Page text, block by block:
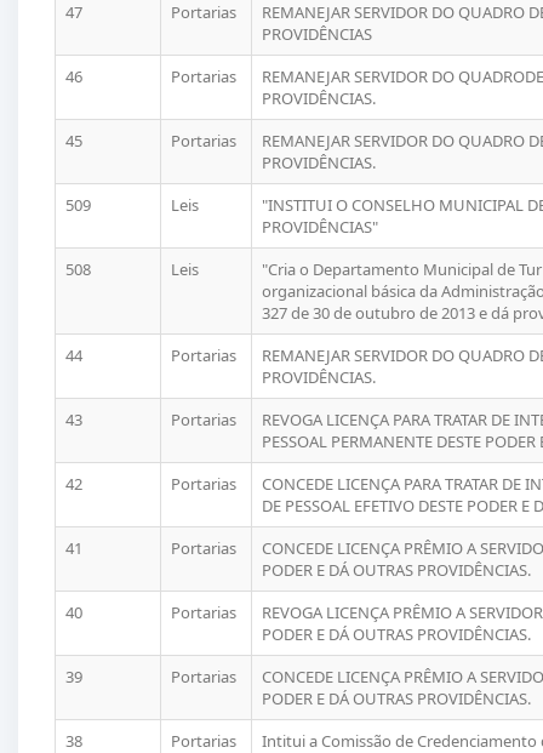
47 Portarias
REMANEJAR SERVIDOR DO QUADRO
PROVIDÊNCIAS
46
Portarias
REMANEJAR SERVIDOR DO
PROVIDÊNCIAS.
45
Portarias
REMANEJAR SERVIDOR DO QUADRO
PROVIDÊNCIAS.
509
Leis
"INSTITUI O CONSELHO MUNICIPAL
PROVIDÊNCIAS"
508
Leis
"Cria o Departamento Municipal de
organizacional básica da
327 de 30 de outubro de 2013 e dá
44
Portarias
REMANEJAR SERVIDOR DO QUADRO
PROVIDÊNCIAS.
43
Portarias
REVOGA LICENÇA PARA TRATAR DE
PESSOAL PERMANENTE DESTE
42
Portarias
CONCEDE LICENÇA PARA TRATAR DE
DE PESSOAL EFETIVO DESTE PODER
41
Portarias
CONCEDE LICENÇA PRÊMIO A
PODER E DÁ OUTRAS PROVIDÊNCIAS.
40
Portarias
REVOGA LICENÇA PRÊMIO A
PODER E DÁ OUTRAS PROVIDÊNCIAS.
39
Portarias
CONCEDE LICENÇA PRÊMIO A
PODER E DÁ OUTRAS PROVIDÊNCIAS.
38
Portarias
Intitui a Comissão de Credenciamento